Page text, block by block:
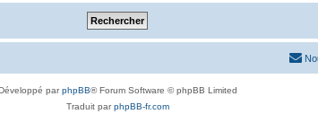
parphpBB® Forum Software © phpBB Limited
Traduit parphpBB-fr.com